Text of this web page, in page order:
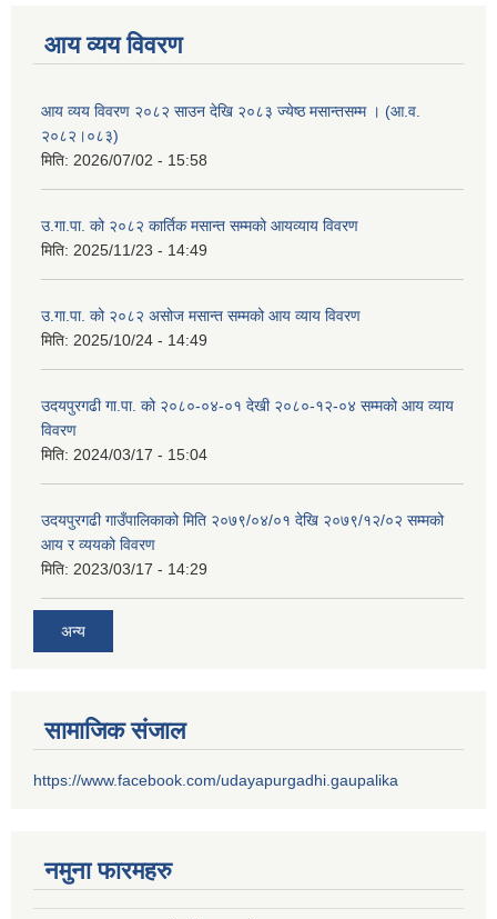
आय व्यय विवरण
आय व्यय विवरण २०८२ साउन देखि २०८३ ज्येष्ठ मसान्तसम्म । (आ.व.
२०८२।०८३)
मिति: 2026/07/02 - 15:58
उ.गा.पा. को २०८२ कार्तिक मसान्त सम्मको आयव्याय विवरण
मिति: 2025/11/23 - 14:49
उ.गा.पा. को २०८२ असोज मसान्त सम्मको आय व्याय विवरण
मिति: 2025/10/24 - 14:49
उदयपुरगढी गा.पा. को २०८०-०४-०१ देखी २०८०-१२-०४ सम्मको आय व्याय
विवरण
मिति: 2024/03/17 - 15:04
उदयपुरगढी गाउँपालिकाको मिति २०७९/०४/०१ देखि २०७९/१२/०२ सम्मको
आय र व्ययको विवरण
मिति: 2023/03/17 - 14:29
अन्य
सामाजिक संजाल
https://www.facebook.com/udayapurgadhi.gaupalika
नमुना फारमहरु